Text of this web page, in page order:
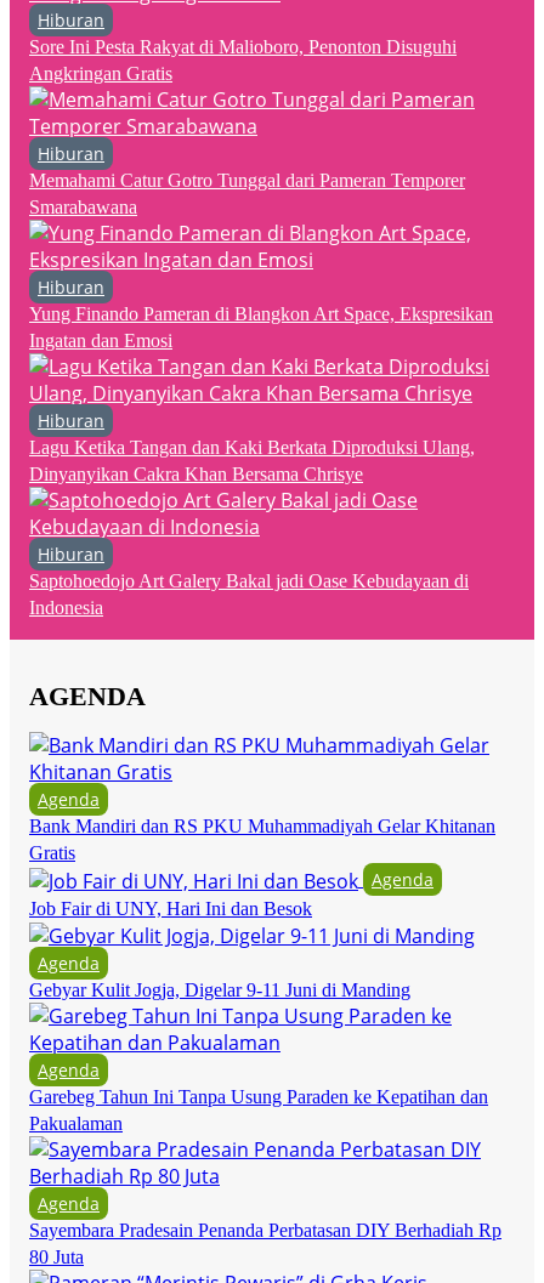
Hiburan
Sore Ini Pesta Rakyat di Malioboro, Penonton Disuguhi
Angkringan Gratis
Hiburan
Memahami Catur Gotro Tunggal dari Pameran Temporer
Smarabawana
Hiburan
Yung Finando Pameran di Blangkon Art Space, Ekspresikan
Ingatan dan Emosi
Hiburan
Lagu Ketika Tangan dan Kaki Berkata Diproduksi Ulang,
Dinyanyikan Cakra Khan Bersama Chrisye
Hiburan
Saptohoedojo Art Galery Bakal jadi Oase Kebudayaan di
Indonesia
AGENDA
Agenda
Bank Mandiri dan RS PKU Muhammadiyah Gelar Khitanan
Gratis
Agenda
Job Fair di UNY, Hari Ini dan Besok
Agenda
Gebyar Kulit Jogja, Digelar 9-11 Juni di Manding
Agenda
Garebeg Tahun Ini Tanpa Usung Paraden ke Kepatihan dan
Pakualaman
Agenda
Sayembara Pradesain Penanda Perbatasan DIY Berhadiah Rp
80 Juta